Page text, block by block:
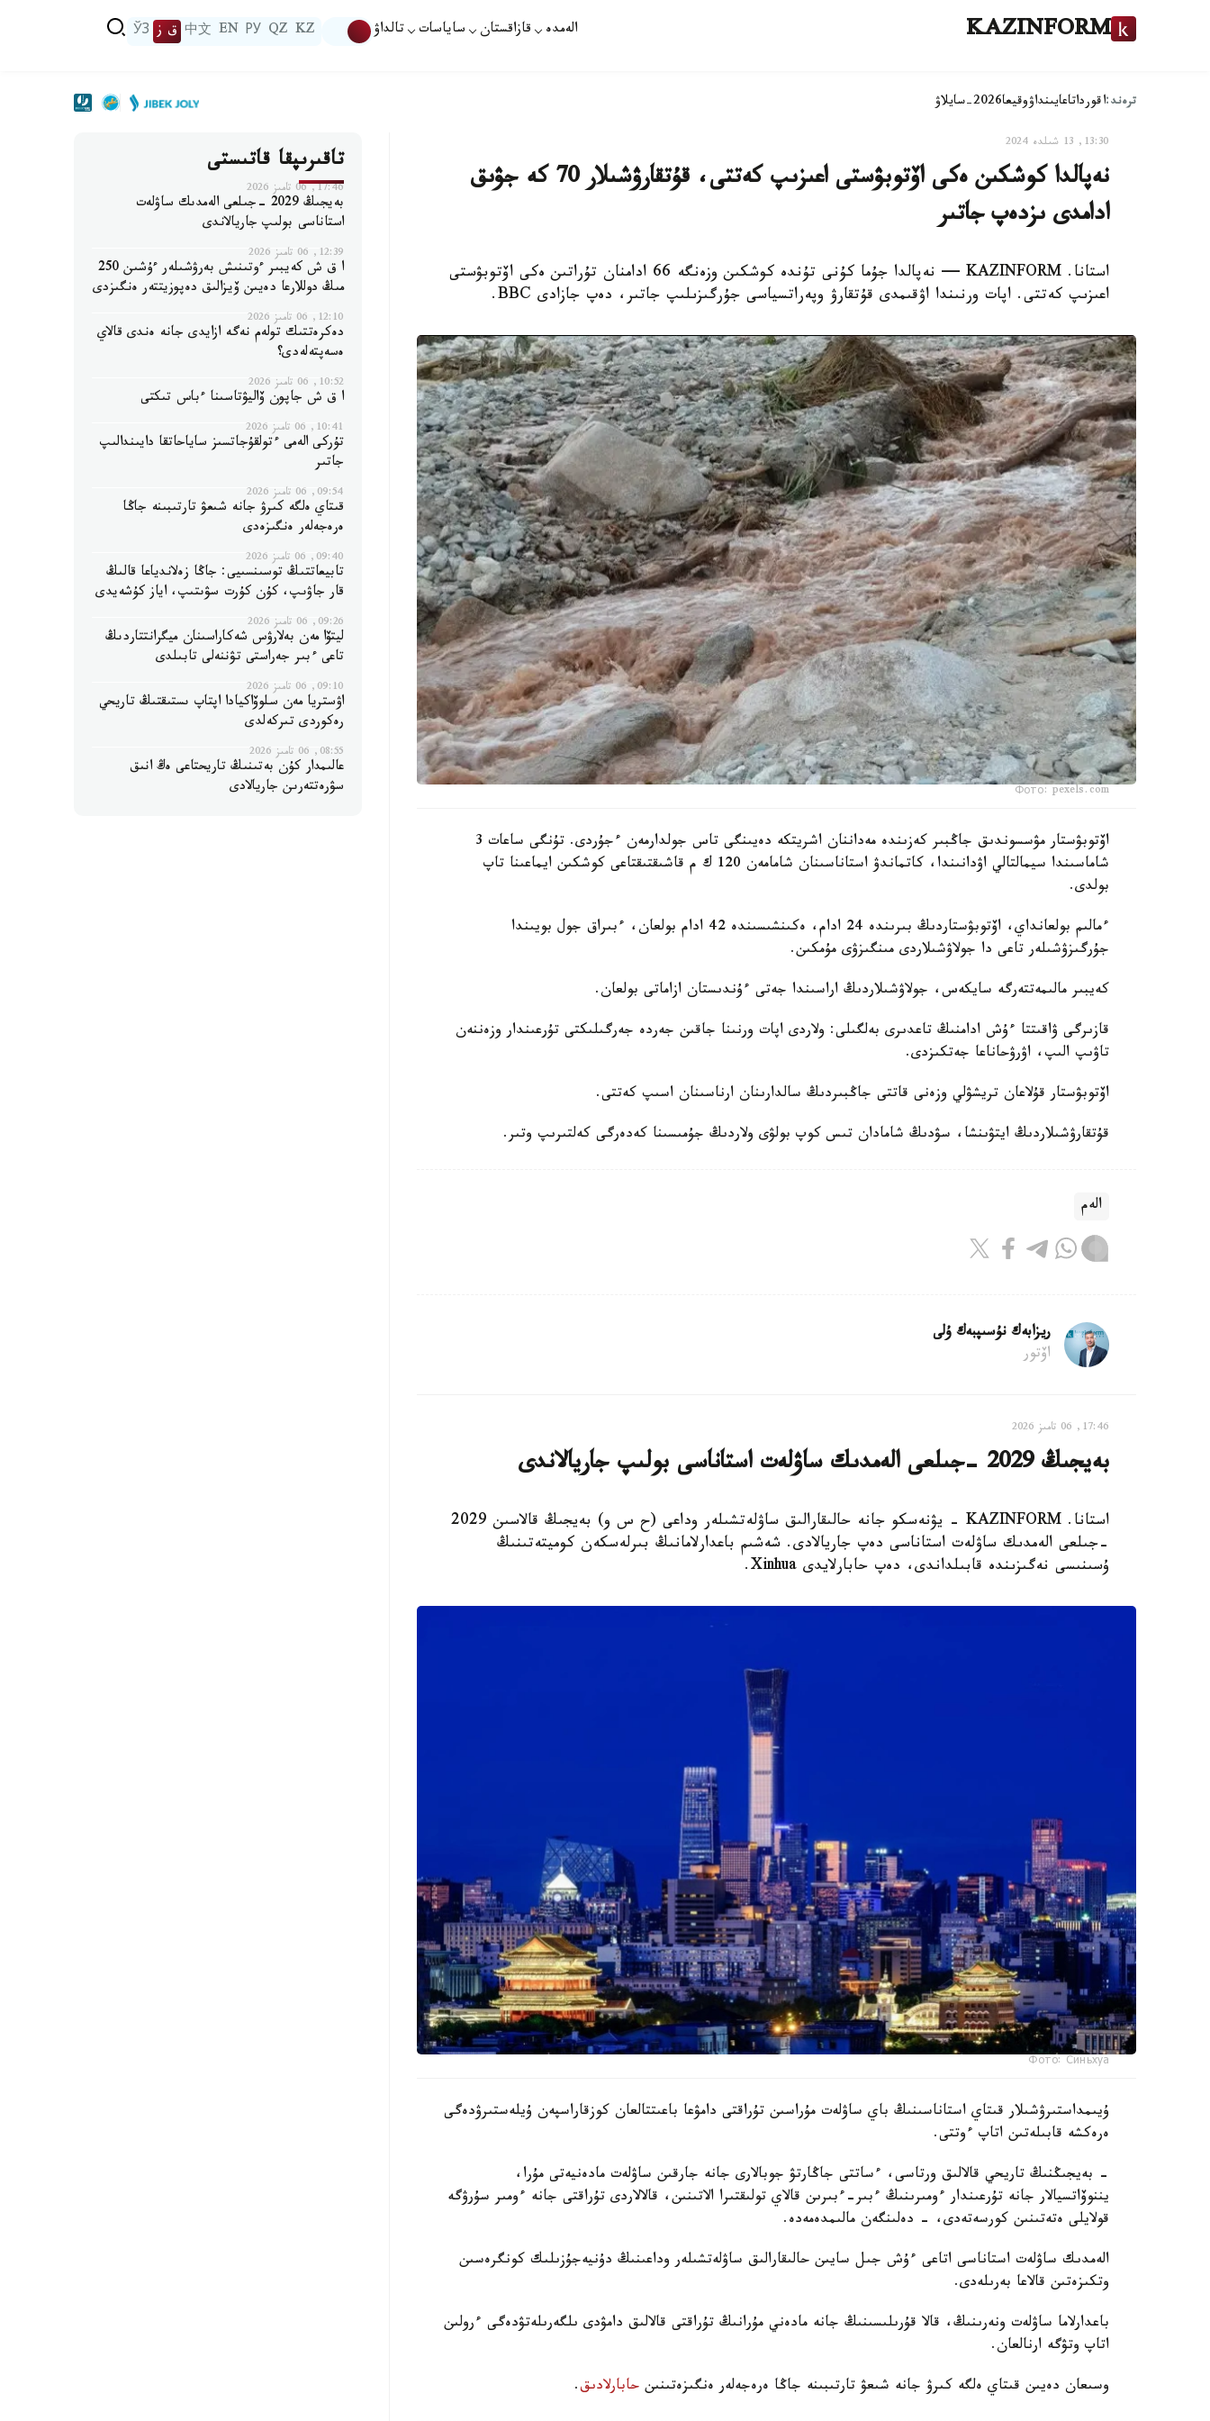
KAZINFORM الەمدە قازاقستان ساياسات تالداۋ KZ
QZ
РУ
EN
中文 ق ز ЎЗ
ترەند:اقورداتاعايىنداۋوقيعا2026-سايلاۋ
13:30, 13 شىلدە 2024
نەپالدا كوشكىن ەكى اۆتوبۋستى اعىزىپ كەتتى، قۇتقارۋشىلار 70 كە جۋىق
ادامدى ىزدەپ جاتىر
استانا. KAZINFORM — نەپالدا جۇما كۇنى تۇندە كوشكىن وزەنگە 66 ادامنان تۇراتىن ەكى اۆتوبۋستى
اعىزىپ كەتتى. اپات ورنىندا اۋقىمدى قۇتقارۋ وپەراتسياسى جۇرگىزىلىپ جاتىر، دەپ جازادى BBC.
Фото: pexels.com
اۆتوبۋستار مۋسسوندىق جاڭبىر كەزىندە مەداننان اشريتكە دەيىنگى تاس جولدارمەن ءجۇردى. تۇنگى ساعات 3
شاماسىندا سيمالتالي اۋدانىندا، كاتماندۋ استاناسىنان شامامەن 120 ك م قاشىقتىقتاعى كوشكىن ايماعىنا تاپ
بولدى.
ءمالىم بولعانداي، اۆتوبۋستاردىڭ بىرىندە 24 ادام، ەكىنشىسىندە 42 ادام بولعان، ءبىراق جول بويىندا
جۇرگىزۋشىلەر تاعى دا جولاۋشىلاردى مىنگىزۋى مۇمكىن.
كەيبىر مالىمەتتەرگە سايكەس، جولاۋشىلاردىڭ اراسىندا جەتى ءۇندىستان ازاماتى بولعان.
قازىرگى ۋاقىتتا ءۇش ادامنىڭ تاعدىرى بەلگىلى: ولاردى اپات ورنىنا جاقىن جەردە جەرگىلىكتى تۇرعىندار وزەننەن
تاۋىپ الىپ، اۋرۋحاناعا جەتكىزدى.
اۆتوبۋستار قۇلاعان تريشۋلي وزەنى قاتتى جاڭبىردىڭ سالدارىنان ارناسىنان اسىپ كەتتى.
قۇتقارۋشىلاردىڭ ايتۋىنشا، سۋدىڭ شامادان تىس كوپ بولۋى ولاردىڭ جۇمىسىنا كەدەرگى كەلتىرىپ وتىر.
الەم
ريزابەك نۇسىپبەك ۇلى
اۆتور
17:46, 06 تامىز 2026
بەيجىڭ 2029 -جىلعى الەمدىك ساۋلەت استاناسى بولىپ جاريالاندى
استانا. KAZINFORM - يۋنەسكو جانە حالىقارالىق ساۋلەتشىلەر وداعى (ح س و) بەيجىڭ قالاسىن 2029
-جىلعى الەمدىك ساۋلەت استاناسى دەپ جاريالادى. شەشىم باعدارلامانىڭ بىرلەسكەن كوميتەتىنىڭ
ۇسىنىسى نەگىزىندە قابىلداندى، دەپ حابارلايدى Xinhua.
Фото: Синьхуа
ۇيىمداستىرۋشىلار قىتاي استاناسىنىڭ باي ساۋلەت مۇراسىن تۇراقتى دامۋعا باعىتتالعان كوزقاراسپەن ۇيلەستىرۋدەگى
ەرەكشە قابىلەتىن اتاپ ءوتتى.
- بەيجىڭنىڭ تاريحي قالالىق ورتاسى، ءساتتى جاڭارتۋ جوبالارى جانە جارقىن ساۋلەت مادەنيەتى مۇرا،
يننوۆاتسيالار جانە تۇرعىندار ءومىرىنىڭ ءبىر-ءبىرىن قالاي تولىقتىرا الاتىنىن، قالالاردى تۇراقتى جانە ءومىر سۇرۋگە
قولايلى ەتەتىنىن كورسەتەدى، - دەلىنگەن مالىمدەمەدە.
الەمدىك ساۋلەت استاناسى اتاعى ءۇش جىل سايىن حالىقارالىق ساۋلەتشىلەر وداعىنىڭ دۇنيەجۇزىلىك كونگرەسىن
وتكىزەتىن قالاعا بەرىلەدى.
باعدارلاما ساۋلەت ونەرىنىڭ، قالا قۇرىلىسىنىڭ جانە مادەني مۇرانىڭ تۇراقتى قالالىق دامۋدى ىلگەرىلەتۋدەگى ءرولىن
اتاپ وتۋگە ارنالعان.
وسىعان دەيىن قىتاي ەلگە كىرۋ جانە شىعۋ تارتىبىنە جاڭا ەرەجەلەر ەنگىزەتىنىن حابارلادىق.
تاقىرىپقا قاتىستى
17:46, 06 تامىز 2026
بەيجىڭ 2029 -جىلعى الەمدىك ساۋلەت
استاناسى بولىپ جاريالاندى
12:39, 06 تامىز 2026
ا ق ش كەيبىر ءوتىنىش بەرۋشىلەر ءۇشىن 250
مىڭ دوللارعا دەيىن ۆيزالىق دەپوزيتتەر ەنگىزدى
12:10, 06 تامىز 2026
دەكرەتتىك تولەم نەگە ازايدى جانە ەندى قالاي
ەسەپتەلەدى؟
10:52, 06 تامىز 2026
ا ق ش جاپون ۆاليۋتاسىنا ءباس تىكتى
10:41, 06 تامىز 2026
تۇركى الەمى ءتولقۇجاتسىز ساياحاتقا دايىندالىپ
جاتىر
09:54, 06 تامىز 2026
قىتاي ەلگە كىرۋ جانە شىعۋ تارتىبىنە جاڭا
ەرەجەلەر ەنگىزەدى
09:40, 06 تامىز 2026
تابيعاتتىڭ توسىنسىيى: جاڭا زەلاندياعا قالىڭ
قار جاۋىپ، كۇن كۇرت سۋىتىپ، اياز كۇشەيدى
09:26, 06 تامىز 2026
ليتۆا مەن بەلارۋس شەكاراسىنان ميگرانتتاردىڭ
تاعى ءبىر جەراستى تۋننەلى تابىلدى
09:10, 06 تامىز 2026
اۋستريا مەن سلوۆاكيادا اپتاپ ىستىقتىڭ تاريحي
رەكوردى تىركەلدى
08:55, 06 تامىز 2026
عالىمدار كۇن بەتىنىڭ تاريحتاعى ەڭ انىق
سۋرەتتەرىن جاريالادى